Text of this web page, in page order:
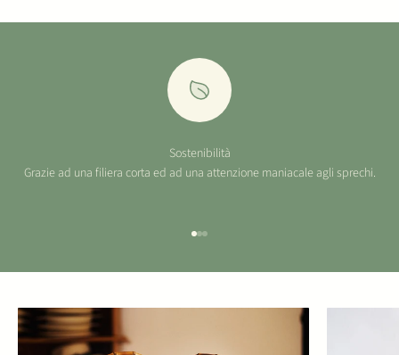
Sostenibilità
Grazie ad una filiera corta ed ad una attenzione maniacale agli sprechi.
Vai all'articolo 1
Vai all'articolo 2
Vai all'articolo 3